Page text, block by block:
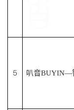
5 叭音BUYIN—